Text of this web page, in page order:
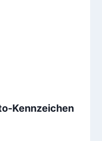
Kennzeichen